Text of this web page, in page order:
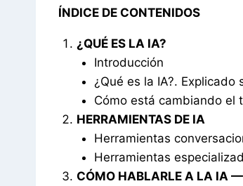
ÍNDICE DE CONTENIDOS
¿QUÉ ES LA IA?
Introducción
¿Qué es la IA?. Explicado
Cómo está cambiando el
HERRAMIENTAS DE IA
Herramientas
Herramientas
CÓMO HABLARLE A LA IA —